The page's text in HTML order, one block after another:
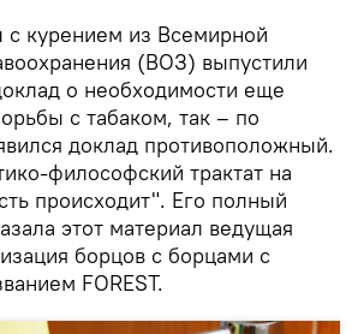
с курением из Всемирной
(ВОЗ) выпустили
о необходимости еще
с табаком, так – по
доклад противоположный.
философский трактат на
происходит". Его полный
этот материал ведущая
борцов с борцами с
FOREST.